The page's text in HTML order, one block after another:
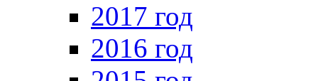
2017 год
2016 год